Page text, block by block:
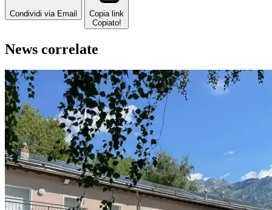
Condividi via Email
Copia link
Copiato!
News correlate